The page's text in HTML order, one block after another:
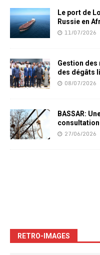
Le port de
Russie en
11/07/2026
Gestion des
des dégâts
08/07/2026
BASSAR:
consultation
27/06/2026
RETRO-IMAGES